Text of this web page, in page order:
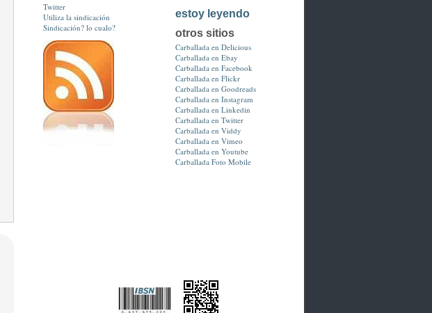
Twitter
Utiliza la sindicación
Sindicación? lo cualo?
estoy leyendo
otros sitios
Carballada en Delicious
Carballada en Ebay
Carballada en Facebook
Carballada en Flickr
Carballada en Goodreads
Carballada en Instagram
Carballada en Linkedin
Carballada en Twitter
Carballada en Viddy
Carballada en Vimeo
Carballada en Youtube
Carballada Foto Mobile